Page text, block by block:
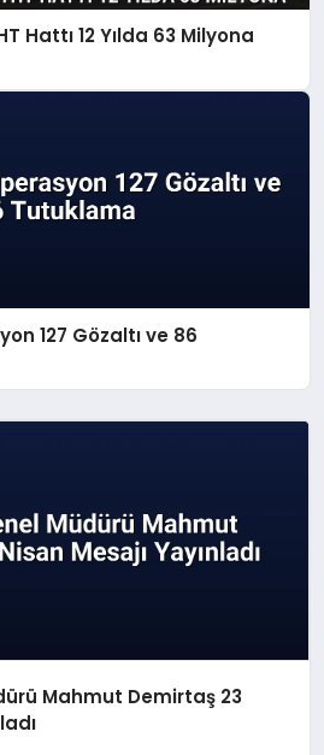
Hattı 12 Yılda 63 Milyona
127 Gözaltı ve 86
Mahmut Demirtaş 23